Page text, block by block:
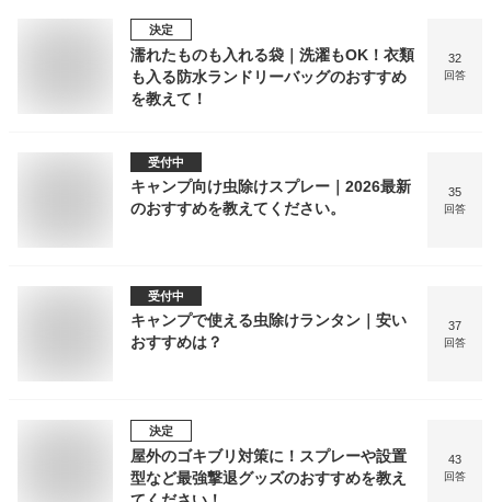
決定
濡れたものも入れる袋｜洗濯もOK！衣類
も入る防水ランドリーバッグのおすすめ
を教えて！
32
回答
受付中
キャンプ向け虫除けスプレー｜2026最新
のおすすめを教えてください。
35
回答
受付中
キャンプで使える虫除けランタン｜安い
おすすめは？
37
回答
決定
屋外のゴキブリ対策に！スプレーや設置
型など最強撃退グッズのおすすめを教え
43
回答